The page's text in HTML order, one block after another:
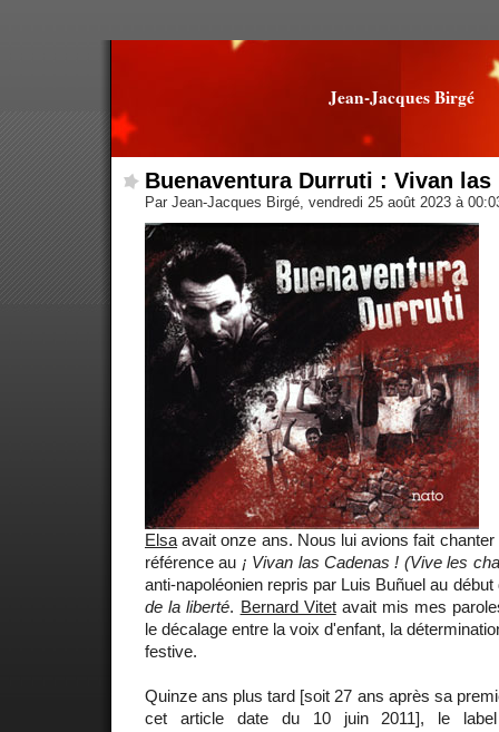
Jean-Jacques Birgé
Buenaventura Durruti : Vivan
Par Jean-Jacques Birgé, vendredi 25 août 2023 à
Elsa avait onze ans. Nous lui avions fait chanter
référence au ¡ Vivan las Cadenas ! (Vive les
anti-napoléonien repris par Luis Buñuel au
de la liberté. Bernard Vitetavait mis mes
le décalage entre la voix d'enfant, la
festive.
Quinze ans plus tard [soit 27 ans après sa
cet article date du 10 juin 2011], le